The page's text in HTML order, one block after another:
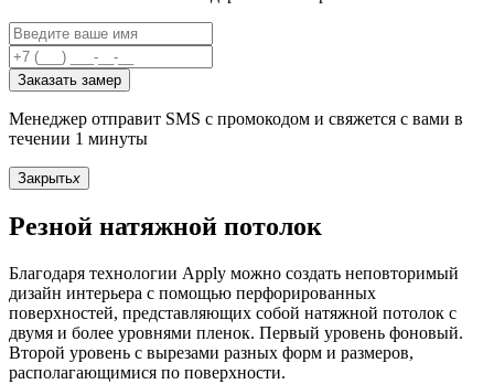
Заказать замер
Менеджер отправит SMS с промокодом и свяжется с вами в
течении 1 минуты
Закрытьx
Резной натяжной потолок
Благодаря технологии Apply можно создать неповторимый
дизайн интерьера с помощью перфорированных
поверхностей, представляющих собой натяжной потолок с
двумя и более уровнями пленок. Первый уровень фоновый.
Второй уровень с вырезами разных форм и размеров,
располагающимися по поверхности.